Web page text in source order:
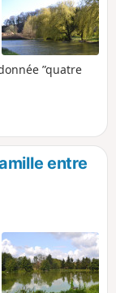
”quatre
entre